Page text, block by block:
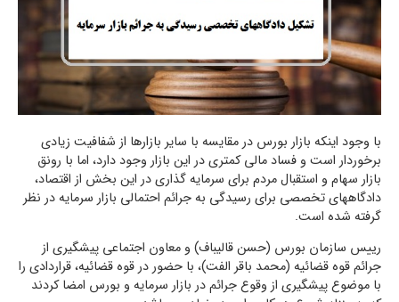
با وجود اینکه بازار بورس در مقایسه با سایر بازارها از شفافیت زیادی
برخوردار است و فساد مالی کمتری در این بازار وجود دارد، اما با رونق
بازار سهام و استقبال مردم برای سرمایه گذاری در این بخش از اقتصاد،
دادگاههای تخصصی برای رسیدگی به جرائم احتمالی بازار سرمایه در نظر
گرفته شده است.
رییس سازمان بورس (حسن قالیباف) و معاون اجتماعی پیشگیری از
جرائم قوه قضائیه (محمد باقر الفت)، با حضور در قوه قضائیه، قراردادی را
با موضوع پیشگیری از وقوع جرائم در بازار سرمایه و بورس امضا کردند